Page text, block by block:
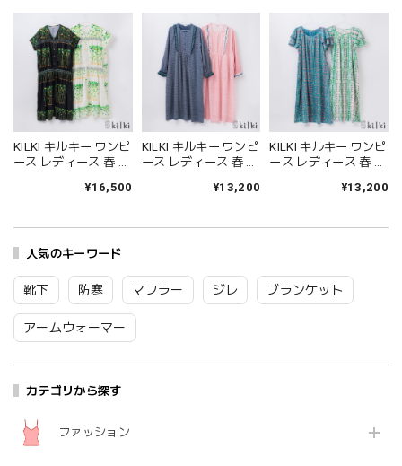
人気のキーワード
靴下 防寒 マフラー ジレ ブランケット
アームウォーマー
カテゴリから探す
ファッション
KILKI キルキー ワンピ
ース レディース 春 夏
プラウト テキスタイ
しゃれ グリーン ホワ
Kl032
¥16,500
KILKI キルキー ワンピ
ース レディース 春 夏
リームソーダ 柄 イラ
ク 6S-D34 Kl039
¥13,200
KILKI キルキー ワンピ
ース レディース 春 夏
柄 イラスト フリル 綿
D35 Kl042
¥13,200